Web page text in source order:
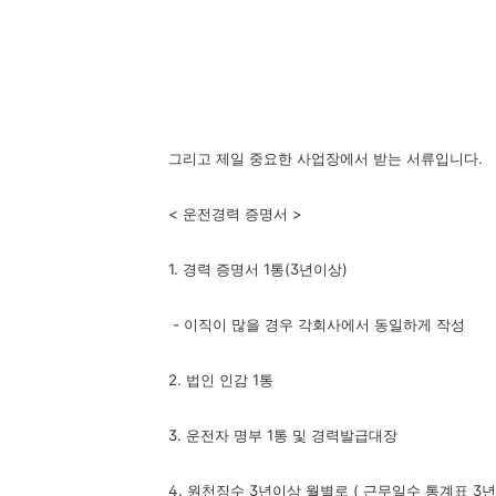
그리고 제일 중요한 사업장에서 받는 서류입니다.
< 운전경력 증명서 >
1. 경력 증명서 1통(3년이상)
- 이직이 많을 경우 각회사에서 동일하게 작성
2. 법인 인감 1통
3. 운전자 명부 1통 및 경력발급대장
4. 원천징수 3년이상 월별로 ( 근무일수 통계표 3